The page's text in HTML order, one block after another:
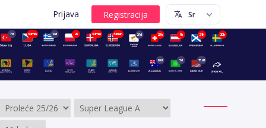
Prijava
7d 34min 14d 2h 34min 34min 21d 23h 1h 21h 20h
69d 5d 152d